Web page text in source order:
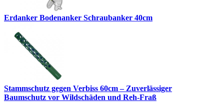
Erdanker Bodenanker Schraubanker 40cm
Stammschutz gegen Verbiss 60cm – Zuverlässiger
Baumschutz vor Wildschäden und Reh-Fraß